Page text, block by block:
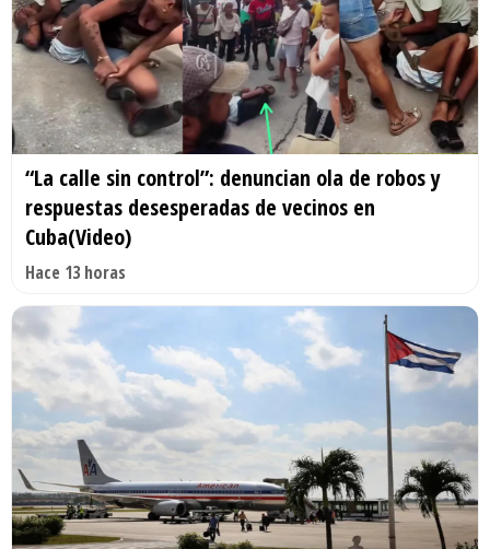
“La calle sin control”: denuncian ola de robos y
respuestas desesperadas de vecinos en
Cuba(Video)
Hace 13 horas